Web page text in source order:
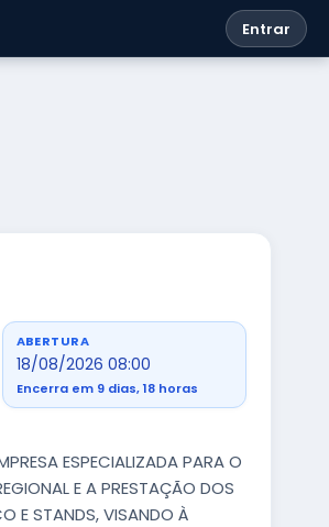
Entrar
ABERTURA
18/08/2026 08:00
Encerra em 9 dias, 18 horas
ESPECIALIZADA PARA O
E A PRESTAÇÃO DOS
E STANDS, VISANDO À